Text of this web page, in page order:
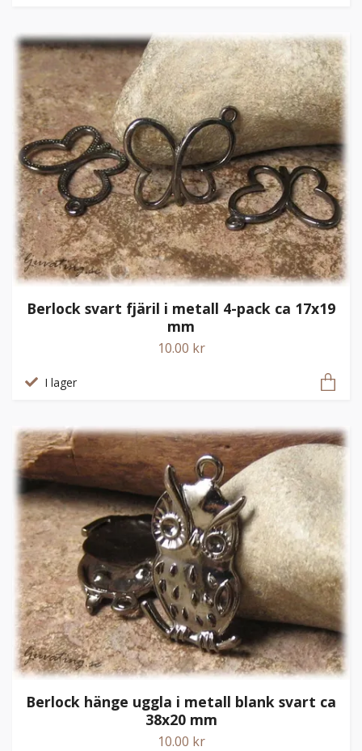
Berlock svart fjäril i metall 4-pack ca 17x19
mm
10.00 kr
I lager
Berlock hänge uggla i metall blank svart ca
38x20 mm
10.00 kr